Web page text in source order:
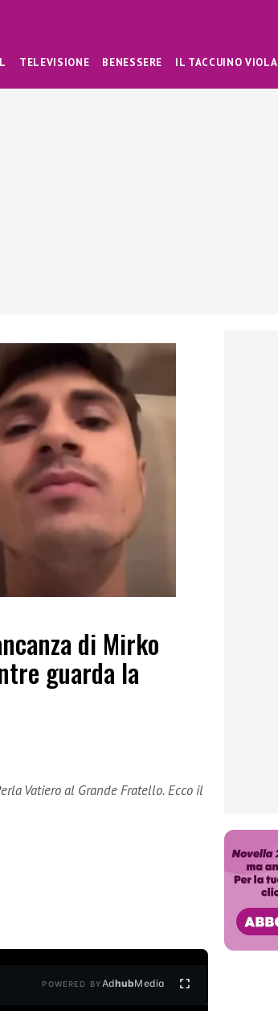
TELEVISIONE BENESSERE IL TACCUINO VIOLA
di Mirko
guarda la
Vatiero al Grande Fratello. Ecco il
POWERED BYAdhubMedia